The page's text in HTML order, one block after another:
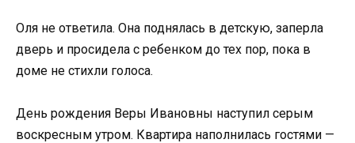
Оля не ответила. Она поднялась в детскую, заперла
дверь и просидела с ребенком до тех пор, пока в
доме не стихли голоса.
День рождения Веры Ивановны наступил серым
воскресным утром. Квартира наполнилась гостями —